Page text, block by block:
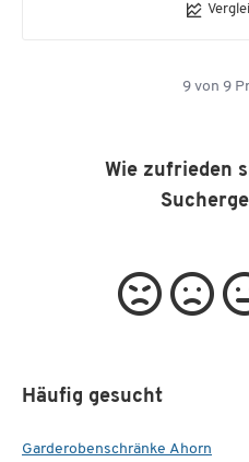
9 von 9
Wie zufrieden
Häufig gesucht
Garderobenschränke Ahorn